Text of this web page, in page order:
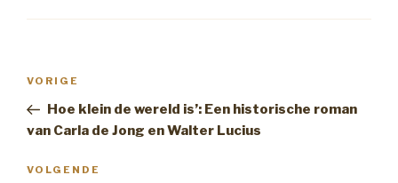
Vorig
bericht
VORIGE
Hoe klein de wereld is’: Een historische roman
van Carla de Jong en Walter Lucius
Volgend
VOLGENDE